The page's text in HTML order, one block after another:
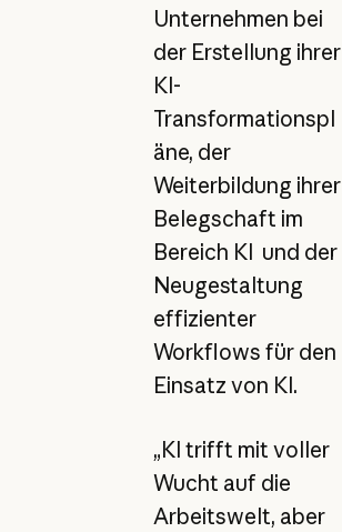
Unternehmen bei
der Erstellung ihrer
KI-
Transformationspl
äne, der
Weiterbildung ihrer
Belegschaft im
Bereich KI und der
Neugestaltung
effizienter
Workflows für den
Einsatz von KI.
„KI trifft mit voller
Wucht auf die
Arbeitswelt, aber